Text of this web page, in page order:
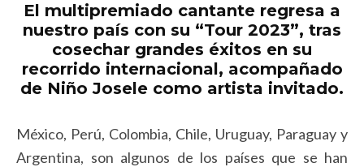
El multipremiado cantante regresa a
nuestro país con su “Tour 2023”, tras
cosechar grandes éxitos en su
recorrido internacional, acompañado
de Niño Josele como artista invitado.
México, Perú, Colombia, Chile, Uruguay, Paraguay y
Argentina, son algunos de los países que se han